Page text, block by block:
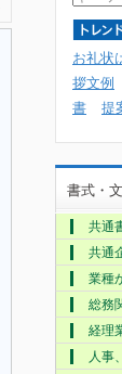
お礼状
拶文例
書
提
書式・
共通
共通
業種
総務
経理
人事